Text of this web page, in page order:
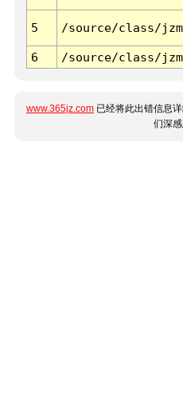
5 /source/class/
6 /source/class/
www.365jz.com 已经将此出错信息
们深